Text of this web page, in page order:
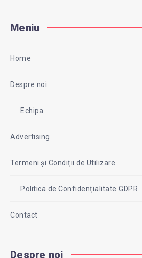
Meniu
Home
Despre noi
Echipa
Advertising
Termeni și Condiții de Utilizare
Politica de Confidențialitate GDPR
Contact
Despre noi